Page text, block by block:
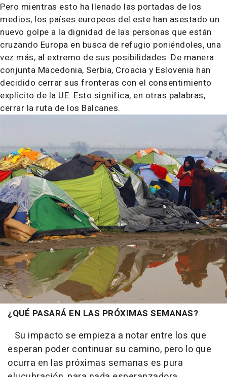
Pero mientras esto ha llenado las portadas de los
medios, los países europeos del este han asestado un
nuevo golpe a la dignidad de las personas que están
cruzando Europa en busca de refugio poniéndoles, una
vez más, al extremo de sus posibilidades. De manera
conjunta Macedonia, Serbia, Croacia y Eslovenia han
decidido cerrar sus fronteras con el consentimiento
explícito de la UE. Esto significa, en otras palabras,
cerrar la ruta de los Balcanes.
¿QUÉ PASARÁ EN LAS PRÓXIMAS SEMANAS?
Su impacto se empieza a notar entre los que
esperan poder continuar su camino, pero lo que
ocurra en las próximas semanas es pura